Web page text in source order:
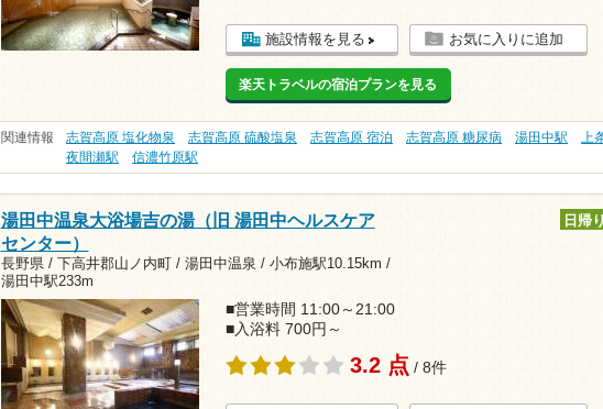
施設情報を見る お気に入りに追加
楽天トラベルの宿泊プランを見る
関連情報 志賀高原 塩化物泉 志賀高原 硫酸塩泉 志賀高原 宿泊 志賀高原 糖尿病 湯田中駅
上
夜間瀬駅
信濃竹原駅
湯田中温泉大浴場吉の湯（旧 湯田中ヘルスケア
センター）
長野県 / 下高井郡山ノ内町 / 湯田中温泉 / 小布施駅10.15km /
湯田中駅233m
日帰り
■営業時間 11:00～21:00
■入浴料 700円～
3.2 点 / 8件